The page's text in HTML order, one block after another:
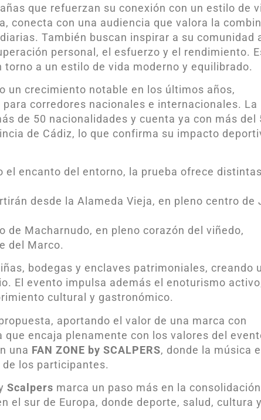
que refuerzan su conexión con un estilo de
conecta con una audiencia que valora la
También buscan inspirar a su comunidad
personal, el esfuerzo y el rendimiento.
a un estilo de vida moderno y equilibrado.
un crecimiento notable en los últimos años,
corredores nacionales e internacionales. La
de 50 nacionalidades y cuenta ya con más del
de Cádiz, lo que confirma su impacto
el encanto del entorno, la prueba ofrece
desde la Alameda Vieja, en pleno centro de
de Macharnudo, en pleno corazón del viñedo,
del Marco.
bodegas y enclaves patrimoniales, creando
El evento impulsa además el enoturismo
cultural y gastronómico.
aportando el valor de una marca con
encaja plenamente con los valores del
una FAN ZONE by SCALPERS, donde la música
los participantes.
Scalpers marca un paso más en la
el sur de Europa, donde deporte, salud, cultura